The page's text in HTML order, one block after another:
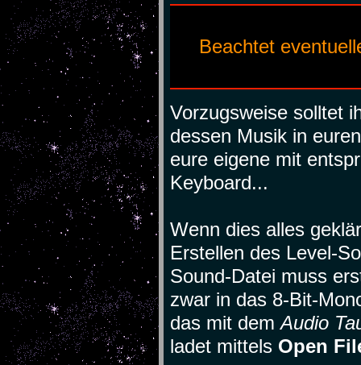
Beachtet
Vorzugsweise solltet
dessen Musik in
eure eigene mit
Keyboard...
Wenn dies alles
Erstellen des Level-
Sound-Datei muss
zwar in das 8-Bit-
das mit demAudio
ladet mittels Open